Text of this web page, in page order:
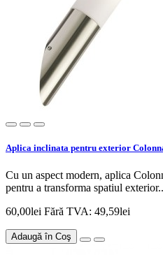
Aplica inclinata pentru exterior
Cu un aspect modern, aplica
pentru a transforma spatiul exterior..
60,00lei Fără TVA: 49,59lei
Adaugă în Coş